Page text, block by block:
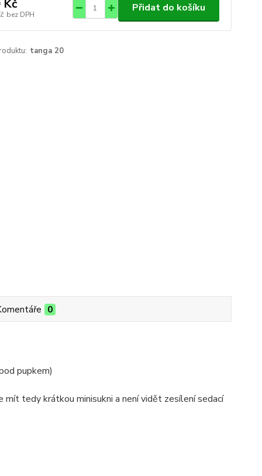
Kč
bez DPH
Přidat do košíku
tanga 20
0
pupkem)
tedy krátkou minisukni a není vidět zesílení sedací